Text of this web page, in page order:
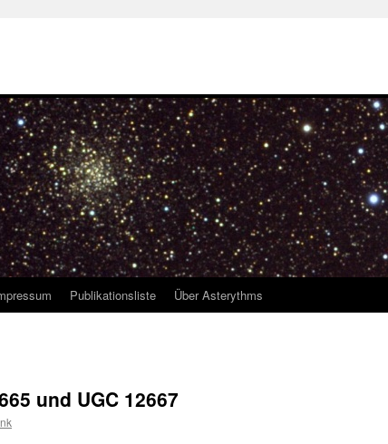
Publikationsliste Über Asterythms
und UGC 12667